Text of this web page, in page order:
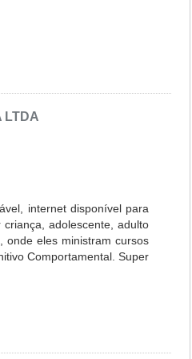
LTDA
internet disponível para
adolescente, adulto
onde eles ministram cursos
Comportamental. Super